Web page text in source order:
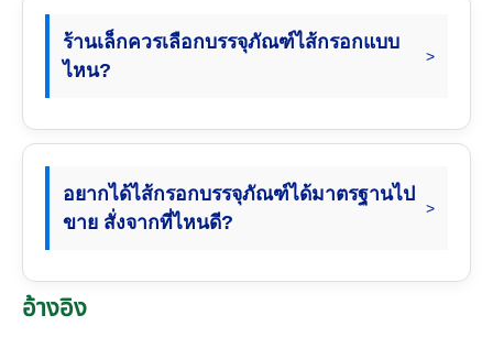
ร้านเล็กควรเลือกบรรจุภัณฑ์ไส้กรอกแบบ
ไหน?
อยากได้ไส้กรอกบรรจุภัณฑ์ได้มาตรฐานไป
ขาย สั่งจากที่ไหนดี?
อ้างอิง